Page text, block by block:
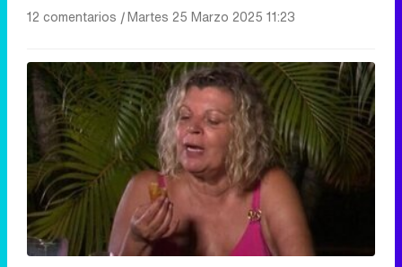
12 comentarios |Martes 25 Marzo 2025 11:23